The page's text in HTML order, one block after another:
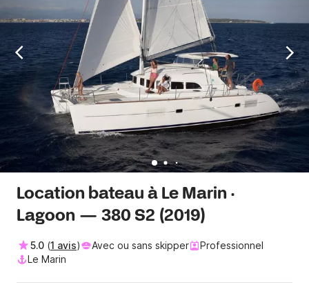
Location bateau à Le Marin ·
Lagoon — 380 S2 (2019)
5.0 (1 avis) Avec ou sans skipper
Professionnel
Le Marin